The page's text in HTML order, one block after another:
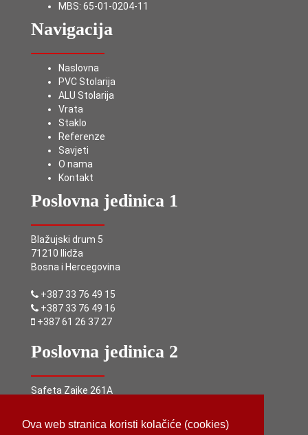
Ova web stranica koristi kolačiće (cookies)
MBS: 65-01-0204-11
Navigacija
Naslovna
PVC Stolarija
ALU Stolarija
Vrata
Staklo
Referenze
Savjeti
O nama
Kontakt
Poslovna jedinica 1
Blažujski drum 5
71210 Ilidža
Bosna i Hercegovina
+387 33 76 49 15
+387 33 76 49 16
+387 61 26 37 27
Poslovna jedinica 2
Safeta Zajke 261A
Bosna i Hercegovina